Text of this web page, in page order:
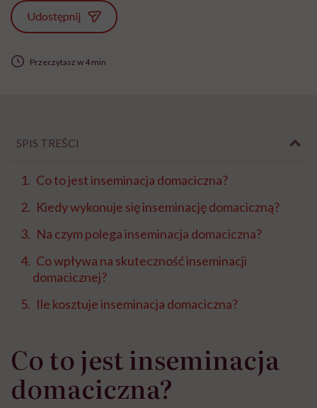
Udostępnij
Przeczytasz w 4 min
SPIS TREŚCI
Co to jest inseminacja domaciczna?
Kiedy wykonuje się inseminację domaciczną?
Na czym polega inseminacja domaciczna?
Co wpływa na skuteczność inseminacji
domacicznej?
Ile kosztuje inseminacja domaciczna?
Co to jest inseminacja
domaciczna?